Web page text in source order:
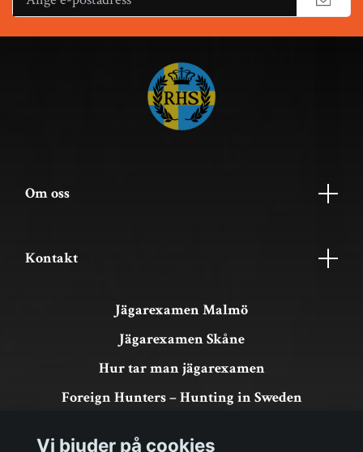
Om oss
Kontakt
Jägarexamen Malmö
Jägarexamen Skåne
Hur tar man jägarexamen
Foreign Hunters – Hunting in Sweden
Vi bjuder på cookies